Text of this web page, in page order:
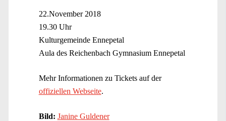
22.November 2018
19.30 Uhr
Kulturgemeinde Ennepetal
Aula des Reichenbach Gymnasium Ennepetal
Mehr Informationen zu Tickets auf der
offiziellen Webseite.
Bild: Janine Guldener